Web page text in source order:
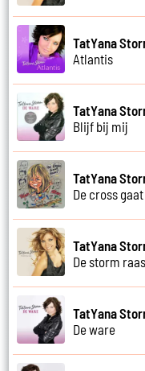
TatYana
Atlantis
TatYana
Blijf bij mij
TatYana
De cross
TatYana
De storm
TatYana
De ware